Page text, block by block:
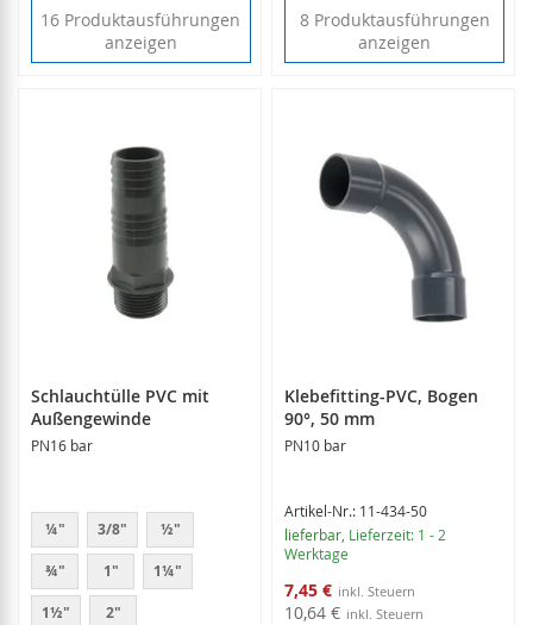
16 Produktausführungen
anzeigen
8 Produktausführungen
anzeigen
Schlauchtülle PVC mit
Außengewinde
PN16 bar
¼" 3/8" ½"
¾" 1" 1¼"
1½" 2"
Klebefitting-PVC, Bogen
90°, 50 mm
PN10 bar
Artikel-Nr.: 11-434-50
lieferbar , Lieferzeit: 1 - 2
Werktage
Sonderangebot
7,45 €
10,64 €